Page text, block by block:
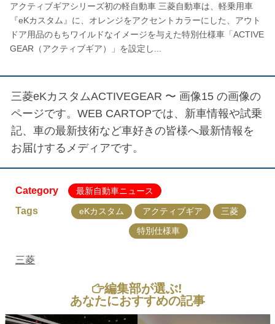
アクティブギアシリーズ初の軽自動車 三菱自動車は、軽乗用車
『eKカスタム』に、オレンジをアクセントカラーにした、アウト
ドア用品のもちワイルドなイメージを与えた特別仕様車「ACTIVE
GEAR（アクティブギア）」を設定し...
三菱eKカスタムACTIVEGEAR 〜 画像15 の画像の
ページです。WEB CARTOPでは、新車情報や試乗
記、車の最新技術など車好きの皆様へ最新情報を
お届けするメディアです。
Category 最新自動車ニュース
Tags eKカスタム アクティブギア
三菱
特別仕様車
三菱
編集部が選ぶ!
あなたにおすすめの記事